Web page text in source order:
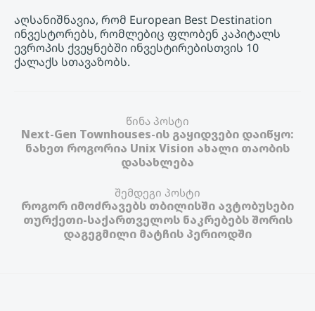
აღსანიშნავია, რომ European Best Destination
ინვესტორებს, რომლებიც ფლობენ კაპიტალს
ევროპის ქვეყნებში ინვესტირებისთვის 10
ქალაქს სთავაზობს.
წინა პოსტი
Next-Gen Townhouses-ის გაყიდვები დაიწყო:
ნახეთ როგორია Unix Vision ახალი თაობის
დასახლება
შემდეგი პოსტი
როგორ იმოძრავებს თბილისში ავტობუსები
თურქეთი-საქართველოს ნაკრებებს შორის
დაგეგმილი მატჩის პერიოდში